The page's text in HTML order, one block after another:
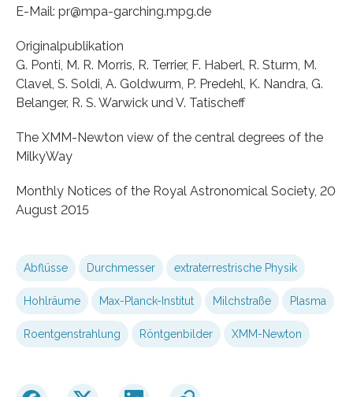
E-Mail: pr@mpa-garching.mpg.de
Originalpublikation
G. Ponti, M. R. Morris, R. Terrier, F. Haberl, R. Sturm, M.
Clavel, S. Soldi, A. Goldwurm, P. Predehl, K. Nandra, G.
Belanger, R. S. Warwick und V. Tatischeff
The XMM-Newton view of the central degrees of the
MilkyWay
Monthly Notices of the Royal Astronomical Society, 20
August 2015
Abflüsse Durchmesser extraterrestrische Physik
Hohlräume Max-Planck-Institut Milchstraße Plasma
Roentgenstrahlung Röntgenbilder XMM-Newton